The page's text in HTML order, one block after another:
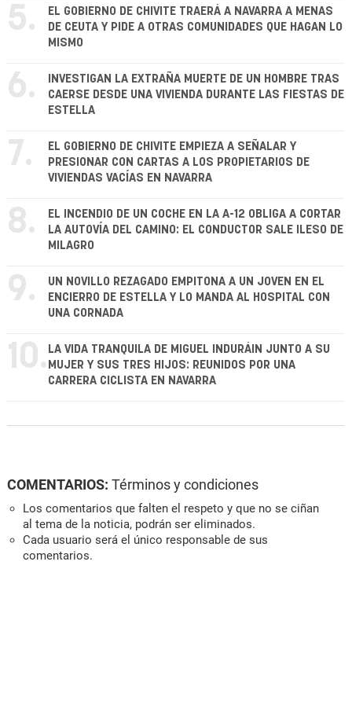
5.
EL GOBIERNO DE CHIVITE TRAERÁ A NAVARRA A MENAS
DE CEUTA Y PIDE A OTRAS COMUNIDADES QUE HAGAN LO
MISMO
6.
INVESTIGAN LA EXTRAÑA MUERTE DE UN HOMBRE TRAS
CAERSE DESDE UNA VIVIENDA DURANTE LAS FIESTAS DE
ESTELLA
7.
EL GOBIERNO DE CHIVITE EMPIEZA A SEÑALAR Y
PRESIONAR CON CARTAS A LOS PROPIETARIOS DE
VIVIENDAS VACÍAS EN NAVARRA
8.
EL INCENDIO DE UN COCHE EN LA A-12 OBLIGA A CORTAR
LA AUTOVÍA DEL CAMINO: EL CONDUCTOR SALE ILESO DE
MILAGRO
9.
UN NOVILLO REZAGADO EMPITONA A UN JOVEN EN EL
ENCIERRO DE ESTELLA Y LO MANDA AL HOSPITAL CON
UNA CORNADA
10. LA VIDA TRANQUILA DE MIGUEL INDURÁIN JUNTO A SU
MUJER Y SUS TRES HIJOS: REUNIDOS POR UNA
CARRERA CICLISTA EN NAVARRA
COMENTARIOS: Términos y condiciones
Los comentarios que falten el respeto y que no se ciñan
al tema de la noticia, podrán ser eliminados.
Cada usuario será el único responsable de sus
comentarios.